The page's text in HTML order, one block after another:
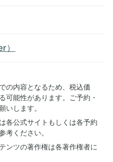
）
の内容となるため、税込価
可能性があります。ご予約・
いします。
各公式サイトもしくは各予約
考ください。
ンツの著作権は各著作権者に